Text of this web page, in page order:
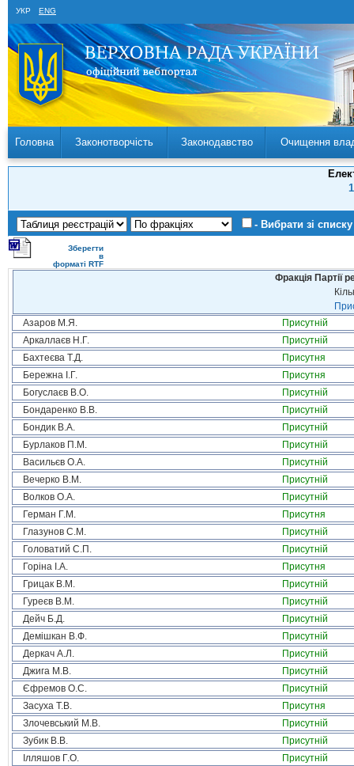
УКР ENG
Головна Законотворчість Законодавство Очищення
- Вибрати зі списку
Зберегти
в
форматі RTF
Фракція Партії
Азаров М.Я.
Присутній
Аркаллаєв Н.Г.
Присутній
Бахтеєва Т.Д.
Присутня
Бережна І.Г.
Присутня
Богуслаєв В.О.
Присутній
Бондаренко В.В.
Присутній
Бондик В.А.
Присутній
Бурлаков П.М.
Присутній
Васильєв О.А.
Присутній
Вечерко В.М.
Присутній
Волков О.А.
Присутній
Герман Г.М.
Присутня
Глазунов С.М.
Присутній
Головатий С.П.
Присутній
Горіна І.А.
Присутня
Грицак В.М.
Присутній
Гуреєв В.М.
Присутній
Дейч Б.Д.
Присутній
Демішкан В.Ф.
Присутній
Деркач А.Л.
Присутній
Джига М.В.
Присутній
Єфремов О.С.
Присутній
Засуха Т.В.
Присутня
Злочевський М.В.
Присутній
Зубик В.В.
Присутній
Ілляшов Г.О.
Присутній